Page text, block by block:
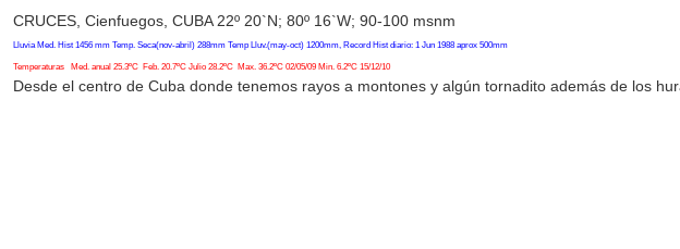
CRUCES, Cienfuegos, CUBA 22º 20`N; 80º 16`W; 90-100 msnm
Lluvia Med. Hist 1456 mm Temp. Seca(nov-abril) 288mm Temp Lluv.(may-oct) 1200mm, Record Hist diario: 1 Jun 1988 aprox 500mm
Temperaturas Med. anual 25.3ºC Feb. 20.7ºC Julio 28.2ºC Max. 36.2ºC 02/05/09 Min. 6.2ºC 15/12/10
Desde el centro de Cuba donde tenemos rayos a montones y algún tornadito además de los